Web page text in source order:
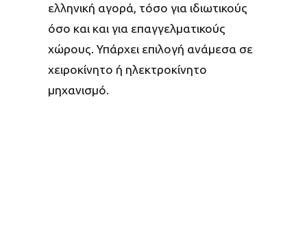
ελληνική αγορά, τόσο για ιδιωτικούς
όσο και και για επαγγελματικούς
χώρους. Υπάρχει επιλογή ανάμεσα σε
χειροκίνητο ή ηλεκτροκίνητο
μηχανισμό.